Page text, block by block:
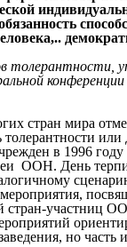
толерантности,
стран мира
или
в 1996
ООН. День
стран-участниц
но часть